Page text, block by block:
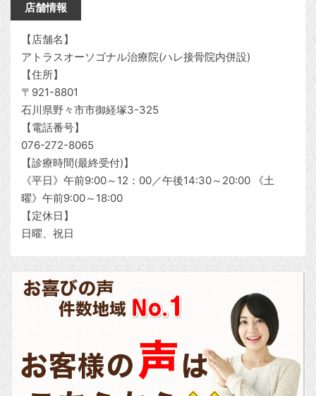
店舗情報
【店舗名】
アトラスオーソゴナル治療院(ハレ接骨院内併設)
【住所】
〒921-8801
石川県野々市市御経塚3-325
【電話番号】
076-272-8065
【診療時間(最終受付)】
《平日》午前9:00～12：00／午後14:30～20:00 《土
曜》午前9:00～18:00
【定休日】
日曜、祝日